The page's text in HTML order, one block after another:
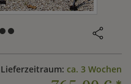
Lieferzeitraum: ca. 3 Wochen